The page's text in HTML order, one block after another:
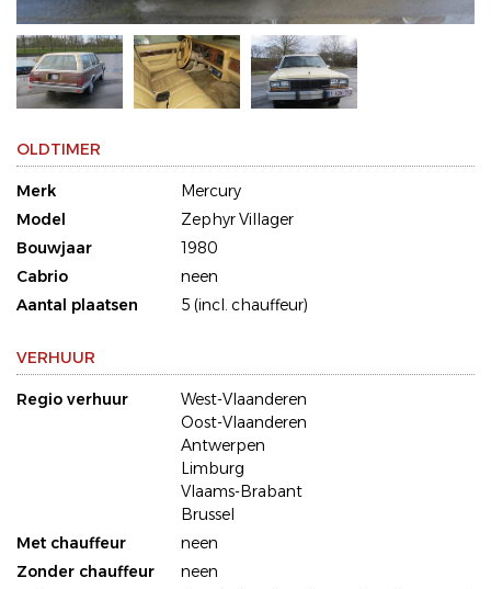
OLDTIMER
Merk
Mercury
Model
Zephyr Villager
Bouwjaar
1980
Cabrio
neen
Aantal plaatsen
5 (incl. chauffeur)
VERHUUR
Regio verhuur
West-Vlaanderen
Oost-Vlaanderen
Antwerpen
Limburg
Vlaams-Brabant
Brussel
Met chauffeur
neen
Zonder chauffeur
neen